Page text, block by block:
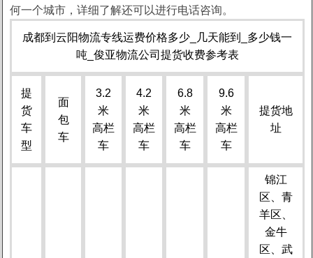
何一个城市，详细了解还可以进行电话咨询。
成都到云阳物流专线运费价格多少_几天能到_多少钱一
吨_俊亚物流公司提货收费参考表
提
货
车
型
面
包
车
3.2
米
高栏
车
4.2
米
高栏
车
6.8
米
高栏
车
9.6
米
高栏
车
提货地
址
锦江
区、青
羊区、
金牛
区、武